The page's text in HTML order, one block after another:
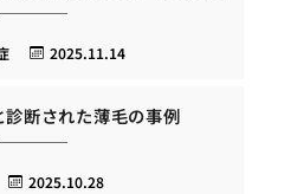
2025.11.14
診断された薄毛の事例
2025.10.28